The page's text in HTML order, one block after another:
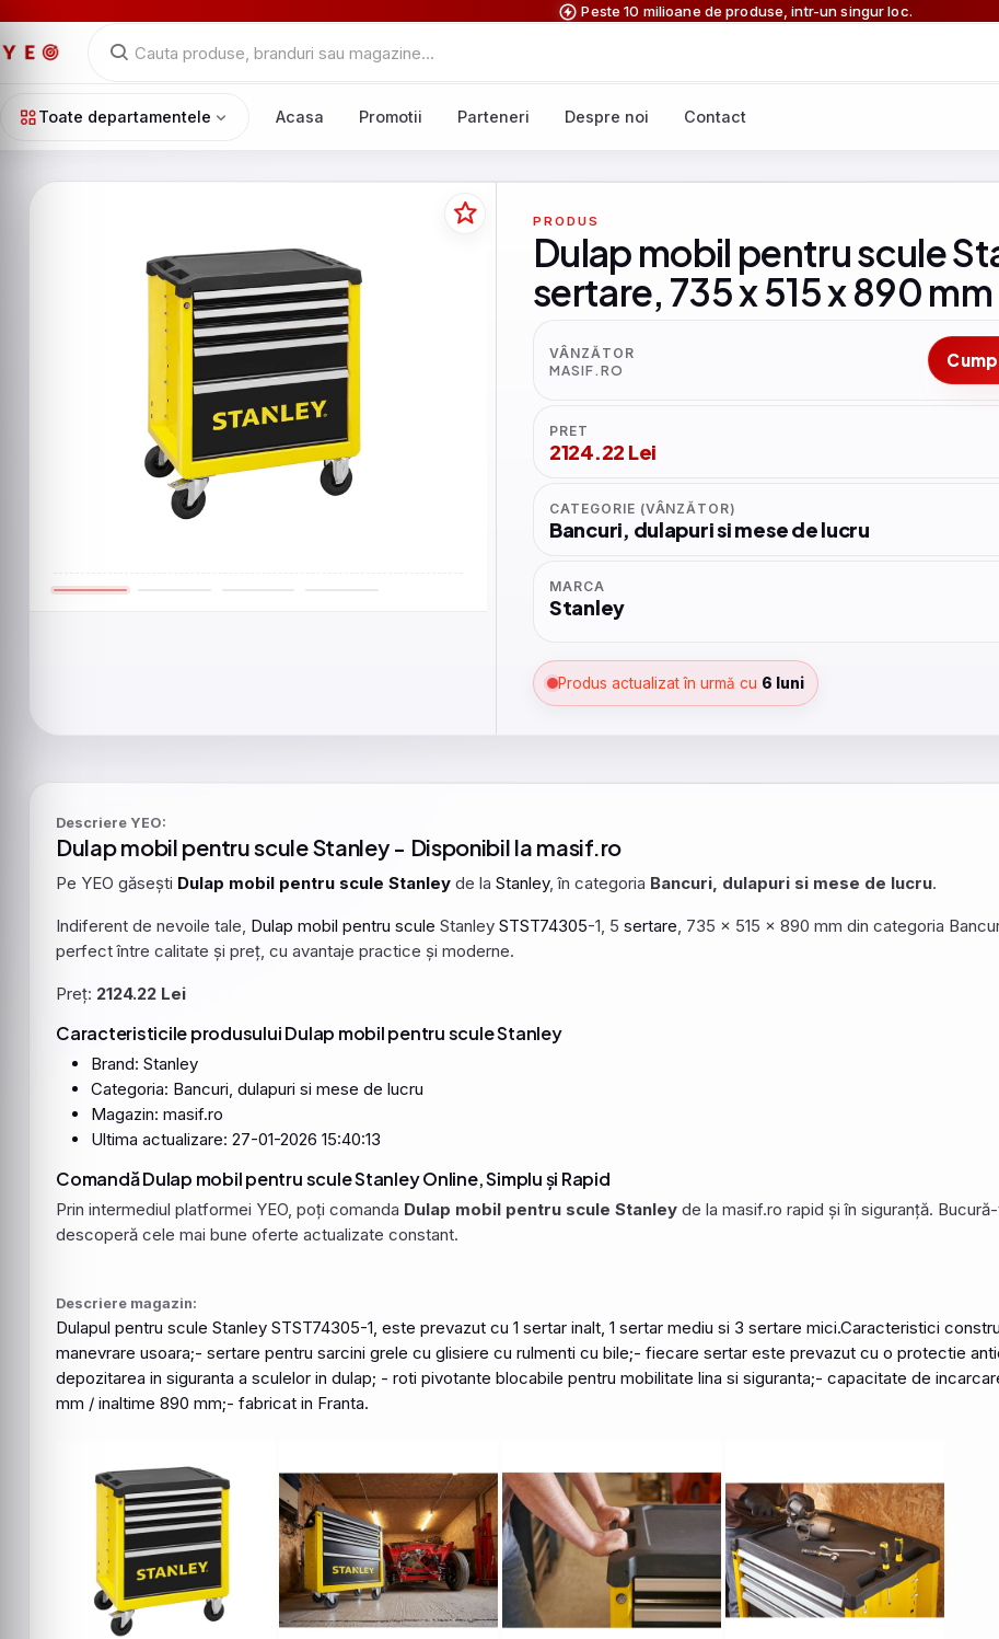
Peste 10 milioane de produse, intr-un singur loc.
Toate departamentele Acasa Promotii Parteneri Despre noi Contact
PRODUS
Dulap mobil pentru scule
sertare, 735 x 515 x 890 mm
VÂNZĂTOR
MASIF.RO
PRET
2124.22 Lei
CATEGORIE (VÂNZĂTOR)
Bancuri, dulapuri si mese de lucru
MARCA
Stanley
Produs actualizat în urmă cu 6 luni
Descriere YEO:
Dulapmobil pentrusculeStanley- Disponibil la masif.ro
Pe YEO găsești Dulap mobil pentru scule Stanley de la Stanley, în categoria Bancuri, dulapuri si mese de lucru.
Indiferent de nevoile tale, Dulap mobil pentru scule Stanley STST74305-1, 5 sertare, 735 x 515 x 890 mm din categoria
perfect între calitate și preț, cu avantaje practice și moderne.
Preț: 2124.22 Lei
Caracteristicile produsului Dulap mobil pentru scule Stanley
Brand: Stanley
Categoria: Bancuri, dulapuri si mese de lucru
Magazin: masif.ro
Ultima actualizare: 27-01-2026 15:40:13
Comandă Dulap mobil pentru scule Stanley Online, Simplu și Rapid
Prin intermediul platformei YEO, poți comanda Dulap mobil pentru scule Stanley de la masif.ro rapid și în siguranță.
descoperă cele mai bune oferte actualizate constant.
Descriere magazin:
Dulapul pentru scule Stanley STST74305-1, este prevazut cu 1 sertar inalt, 1 sertar mediu si 3 sertare mici.Caracteristici
manevrare usoara;- sertare pentru sarcini grele cu glisiere cu rulmenti cu bile;- fiecare sertar este prevazut cu o protectie
depozitarea in siguranta a sculelor in dulap; - roti pivotante blocabile pentru mobilitate lina si siguranta;- capacitate de
mm / inaltime 890 mm;- fabricat in Franta.